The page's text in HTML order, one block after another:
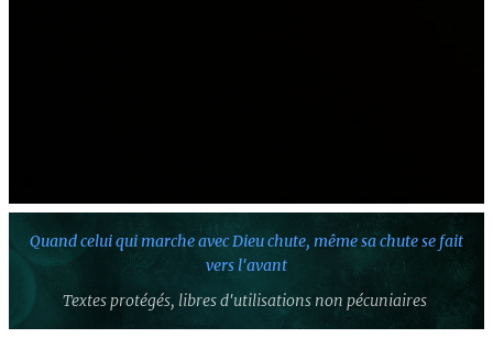
Quand celui qui marche avec Dieu chute, même sa chute se fait
vers l'avant
Textes protégés, libres d'utilisations non pécuniaires